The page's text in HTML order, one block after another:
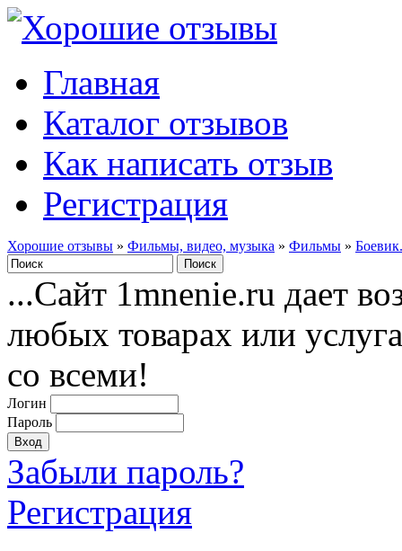
Главная
Каталог отзывов
Как написать отзыв
Регистрация
Хорошие отзывы » Фильмы, видео, музыка » Фильмы »
...Сайт 1mnenie.ru дает
любых товарах или
со всеми!
Логин
Пароль
Забыли пароль?
Регистрация